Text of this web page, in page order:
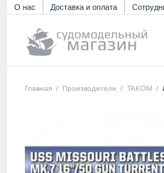
О нас Доставка и оплата
Главная / Производители / TAKOM /